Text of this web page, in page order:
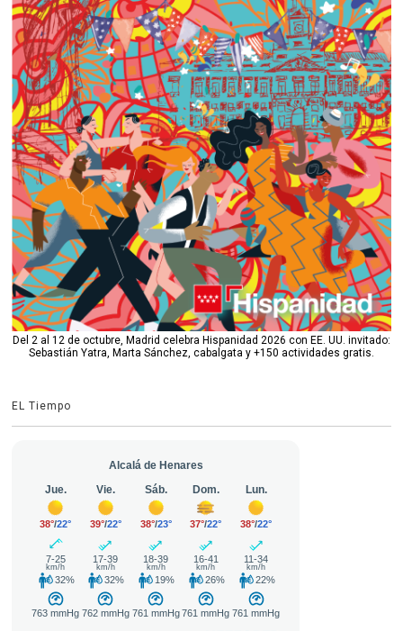
Del 2 al 12 de octubre, Madrid celebra Hispanidad 2026 con EE. UU. invitado:
Sebastián Yatra, Marta Sánchez, cabalgata y +150 actividades gratis.
EL Tiempo